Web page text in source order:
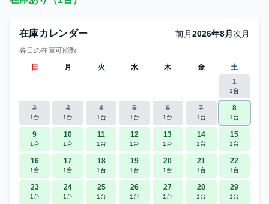
在庫カレンダー 前月2026年8月 次月
各日の在庫可能数
日
月 火 水 木 金
土
1
1台
2
1台
3
1台
4
1台
5
1台
6
1台
7
1台
8
1台
9
1台
10
1台
11
1台
12
1台
13
1台
14
1台
15
1台
16
1台
17
1台
18
1台
19
1台
20
1台
21
1台
22
1台
23
1台
24
1台
25
1台
26
1台
27
1台
28
1台
29
1台